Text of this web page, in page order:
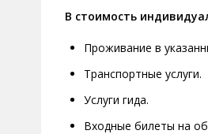
В стоимость
Проживание в
Транспортные услуги.
Услуги гида.
Входные билеты на